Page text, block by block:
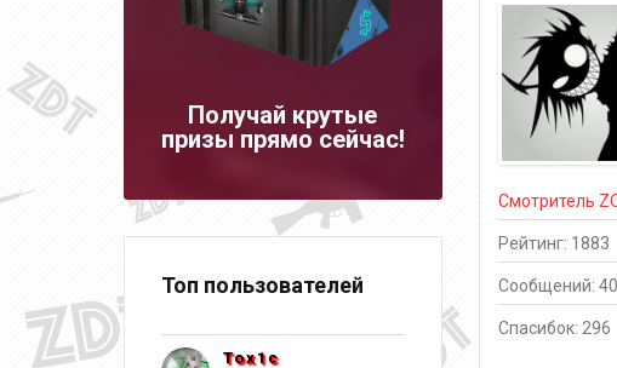
Смотритель
Рейтинг: 1883
Сообщений:
Спасибок: 296
Получай крутые
призы прямо сейчас!
Топ пользователей
Tox1c